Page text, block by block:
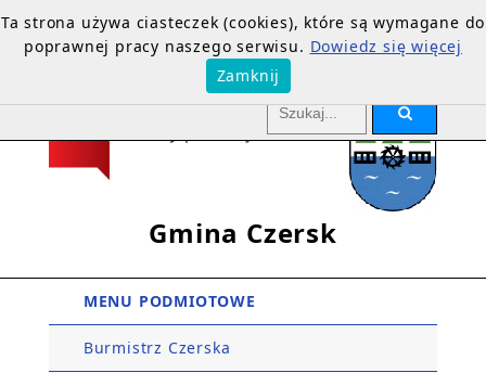
Gmina Czersk
MENU PODMIOTOWE
Burmistrz Czerska
Ta strona używa ciasteczek (cookies), które są wymagane do
poprawnej pracy naszego serwisu. Dowiedz się więcej
Zamknij